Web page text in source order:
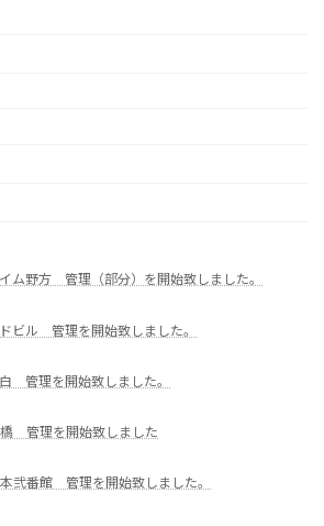
野方 管理（部分）を開始致しました。
ビル 管理を開始致しました。
管理を開始致しました。
管理を開始致しました
弐番館 管理を開始致しました。